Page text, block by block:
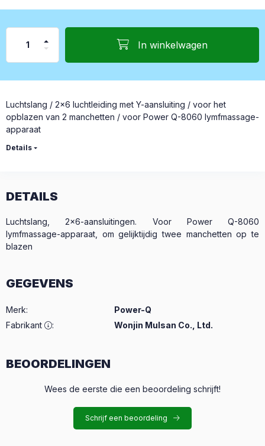
In winkelwagen
Luchtslang / 2x6 luchtleiding met Y-aansluiting / voor het
opblazen van 2 manchetten / voor Power Q-8060 lymfmassage-
apparaat
Details
DETAILS
Luchtslang, 2x6-aansluitingen. Voor Power Q-8060
lymfmassage-apparaat, om gelijktijdig twee manchetten op te
blazen
GEGEVENS
Merk:
Power-Q
Fabrikant
: Wonjin Mulsan Co., Ltd.
BEOORDELINGEN
Wees de eerste die een beoordeling schrijft!
Schrijf een beoordeling